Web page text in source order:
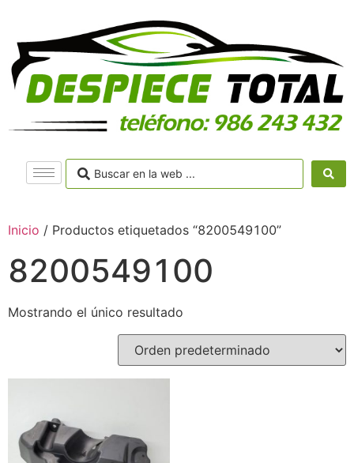
Inicio / Productos etiquetados “8200549100”
8200549100
Mostrando el único resultado